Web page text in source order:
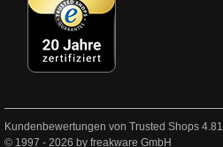
Kundenbewertungen von Trusted Shops 4.81
© 1997 - 2026 by freakware GmbH